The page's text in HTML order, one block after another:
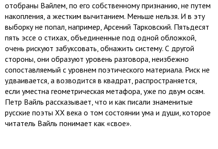
отобраны Вайлем, по его собственному признанию, не путем
накопления, а жестким вычитанием. Меньше нельзя. И в эту
выборку не попал, например, Арсений Тарковский. Пятьдесят
пять эссе о стихах, объединенные под одной обложкой,
очень рискуют забуксовать, обнажить систему. С другой
стороны, они образуют уровень разговора, неизбежно
сопоставляемый с уровнем поэтического материала. Риск не
удваивается, а возводится в квадрат, распространяется,
если уместна геометрическая метафора, уже по двум осям.
Петр Вайль рассказывает, что и как писали знаменитые
русские поэты ХХ века о том состоянии ума и души, которое
читатель Вайль понимает как «свое».